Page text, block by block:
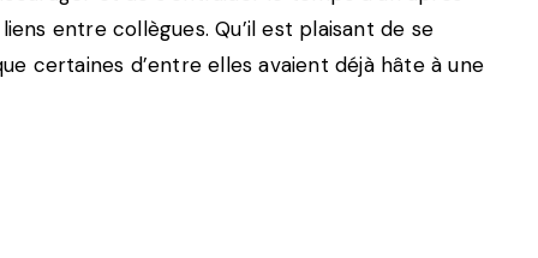
entre collègues. Qu’il est plaisant de se
certaines d’entre elles avaient déjà hâte à une